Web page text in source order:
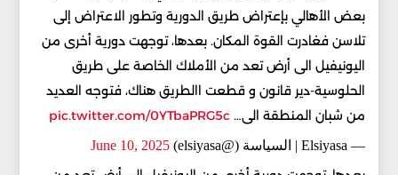
بعض الأهالي بإعتراض طريق الدورية وتطور الاعتراض إلى
تلاسن فغادرت القوة المكان. بعدها، توجهت دورية أخرى من
اليونيفيل الى أرض تعد من الأملاك الخاصة على طريق
الحلوسية-دير قانون و قطعت االطريق هناك، فتوجه العديد
من شبان المنطقة الى…pic.twitter.com/0YTbaPRG5c
— Elsiyasa | السياسة (@elsiyasa) June 10, 2025